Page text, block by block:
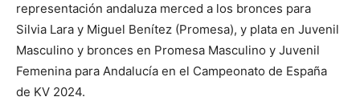
representación andaluza merced a los bronces para
Silvia Lara y Miguel Benítez (Promesa), y plata en Juvenil
Masculino y bronces en Promesa Masculino y Juvenil
Femenina para Andalucía en el Campeonato de España
de KV 2024.